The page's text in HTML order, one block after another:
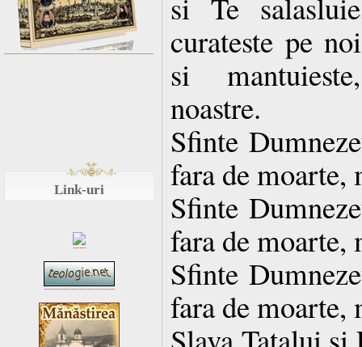
Link-uri
curateste pe
si
noastre.
Sfinte
fara de moarte,
Sfinte
fara de moarte,
Sfinte
fara de moarte,
Slava Tatalui